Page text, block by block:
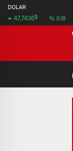
DOLAR
47,7436$ % 0.18
47.692